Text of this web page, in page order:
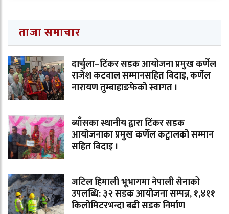
ताजा समाचार
दार्चुला–टिंकर सडक आयोजना प्रमुख कर्णेल
राजेश कटवाल सम्मानसहित बिदाइ, कर्णेल
नारायण तुम्बाहाङफेको स्वागत ।
ब्याँसका स्थानीय द्वारा टिंकर सडक
आयोजनाका प्रमुख कर्णेल कट्वालको सम्मान
सहित बिदाइ ।
जटिल हिमाली भूभागमा नेपाली सेनाको
उपलब्धि: ३२ सडक आयोजना सम्पन्न, १,४११
किलोमिटरभन्दा बढी सडक निर्माण